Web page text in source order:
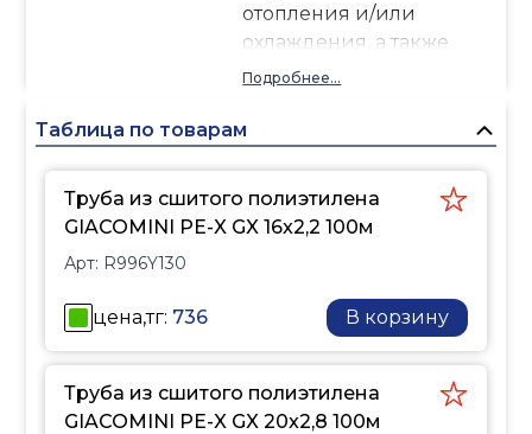
отопления и/или
охлаждения, а также
могут быть
водоснабжения.
отличает использование
специальных добавок
при производстве,
снижают жёсткость
материала. Труба R996
GIACOTHERM заметно
отличается от других
труб PEX своей
Подробнее...
Таблица по товарам
Труба из сшитого полиэтилена
GIACOMINI PE-X GX 16x2,2 100м
Арт: R996Y130
цена,тг: 736 В корзину
Труба из сшитого полиэтилена
GIACOMINI PE-X GX 20x2,8 100м